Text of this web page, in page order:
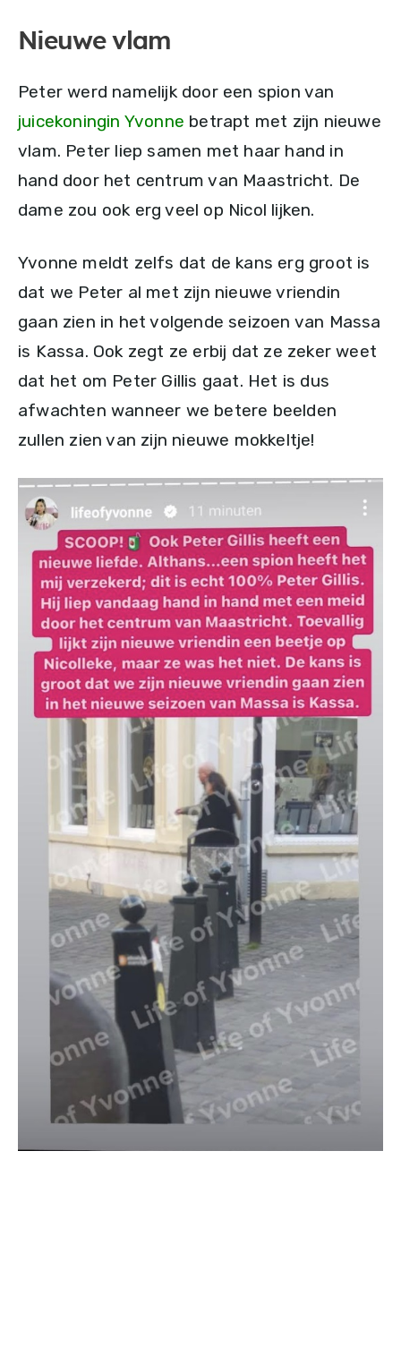
Nieuwe vlam
Peter werd namelijk door een spion van
juicekoningin Yvonne betrapt met zijn nieuwe
vlam. Peter liep samen met haar hand in
hand door het centrum van Maastricht. De
dame zou ook erg veel op Nicol lijken.
Yvonne meldt zelfs dat de kans erg groot is
dat we Peter al met zijn nieuwe vriendin
gaan zien in het volgende seizoen van Massa
is Kassa. Ook zegt ze erbij dat ze zeker weet
dat het om Peter Gillis gaat. Het is dus
afwachten wanneer we betere beelden
zullen zien van zijn nieuwe mokkeltje!